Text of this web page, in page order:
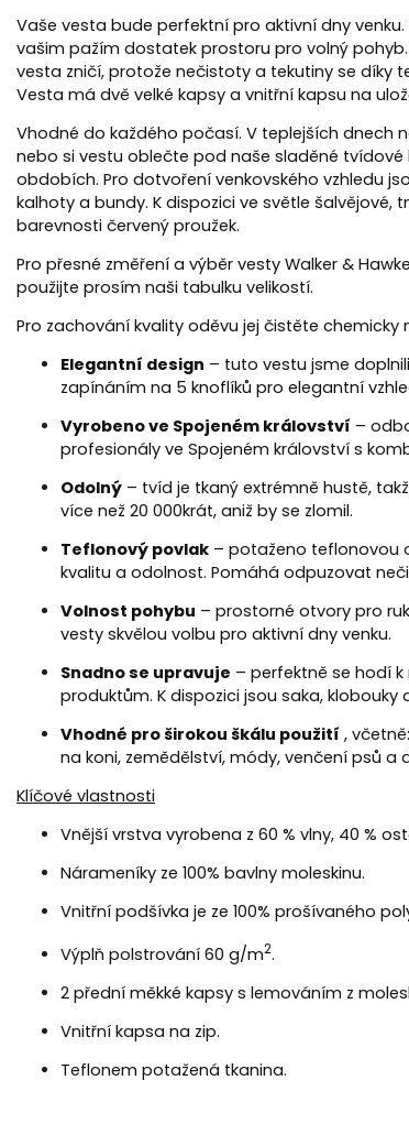
Vaše vesta bude perfektní pro aktivní dny
vašim pažím dostatek prostoru pro volný
vesta zničí, protože nečistoty a tekutiny se díky
Vesta má dvě velké kapsy a vnitřní kapsu na
Vhodné do každého počasí. V teplejších dnech
nebo si vestu oblečte pod naše sladěné
obdobích. Pro dotvoření venkovského vzhledu
kalhoty a bundy. K dispozici ve světle šalvějové,
barevnosti červený proužek.
Pro přesné změření a výběr vesty Walker &
použijte prosím naši tabulku velikostí.
Pro zachování kvality oděvu jej čistěte chemicky
Elegantní design – tuto vestu jsme
zapínáním na 5 knoflíků pro elegantní
Vyrobeno ve Spojeném království –
profesionály ve Spojeném království s
Odolný – tvíd je tkaný extrémně hustě,
více než 20 000krát, aniž by se zlomil.
Teflonový povlak – potaženo teflonovou
kvalitu a odolnost. Pomáhá odpuzovat
Volnost pohybu – prostorné otvory pro
vesty skvělou volbu pro aktivní dny venku.
Snadno se upravuje – perfektně se hodí
produktům. K dispozici jsou saka, klobouky
Vhodné pro širokou škálu použití ,
na koni, zemědělství, módy, venčení psů a
Klíčové vlastnosti
Vnější vrstva vyrobena z 60 % vlny, 40 %
Nárameníky ze 100% bavlny moleskinu.
Vnitřní podšívka je ze 100% prošívaného
Výplň polstrování 60 g/m2.
2 přední měkké kapsy s lemováním z
Vnitřní kapsa na zip.
Teflonem potažená tkanina.